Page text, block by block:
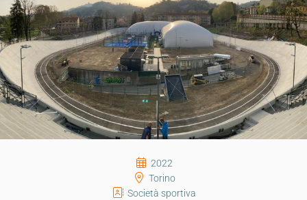
2022
Torino
Società sportiva